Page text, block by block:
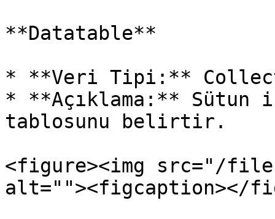
**Datatable**
* **Veri Tipi:**
* **Açıklama:**
tablosunu belirtir.
<figure><img src="/files/
alt=""><figcaption></